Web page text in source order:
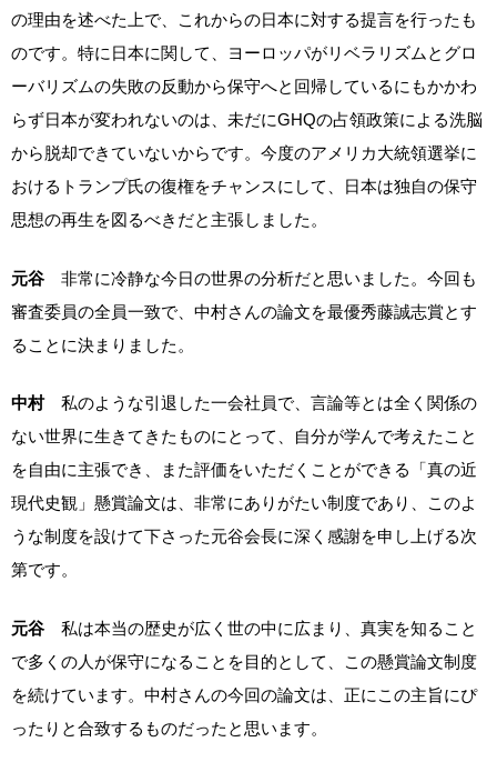
の理由を述べた上で、これからの日本に対する提言を行ったも
のです。特に日本に関して、ヨーロッパがリベラリズムとグロ
ーバリズムの失敗の反動から保守へと回帰しているにもかかわ
らず日本が変われないのは、未だにGHQの占領政策による洗脳
から脱却できていないからです。今度のアメリカ大統領選挙に
おけるトランプ氏の復権をチャンスにして、日本は独自の保守
思想の再生を図るべきだと主張しました。
元谷 非常に冷静な今日の世界の分析だと思いました。今回も
審査委員の全員一致で、中村さんの論文を最優秀藤誠志賞とす
ることに決まりました。
中村 私のような引退した一会社員で、言論等とは全く関係の
ない世界に生きてきたものにとって、自分が学んで考えたこと
を自由に主張でき、また評価をいただくことができる「真の近
現代史観」懸賞論文は、非常にありがたい制度であり、このよ
うな制度を設けて下さった元谷会長に深く感謝を申し上げる次
第です。
元谷 私は本当の歴史が広く世の中に広まり、真実を知ること
で多くの人が保守になることを目的として、この懸賞論文制度
を続けています。中村さんの今回の論文は、正にこの主旨にぴ
ったりと合致するものだったと思います。